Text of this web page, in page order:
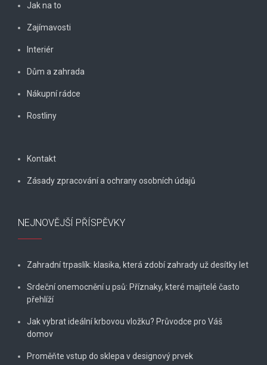
Jak na to
Zajímavosti
Interiér
Dům a zahrada
Nákupní rádce
Rostliny
Kontakt
Zásady zpracování a ochrany osobních údajů
NEJNOVĚJŠÍ PŘÍSPĚVKY
Zahradní trpaslík: klasika, která zdobí zahrady už desítky let
Srdeční onemocnění u psů: Příznaky, které majitelé často
přehlíží
Jak vybrat ideální krbovou vložku? Průvodce pro Váš
domov
Proměňte vstup do sklepa v designový prvek